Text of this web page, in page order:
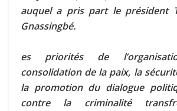
auquel a pris part le président
Gnassingbé.
es priorités de
consolidation de la paix, la
la promotion du dialogue
contre la criminalité